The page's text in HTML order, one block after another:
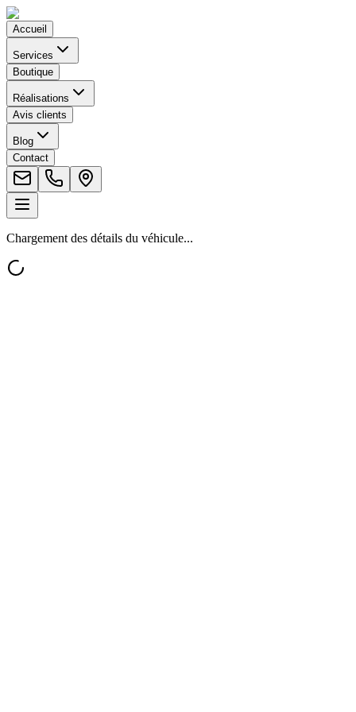
Accueil
Services
Boutique
Réalisations
Avis clients
Blog
Contact
Chargement des détails du véhicule...